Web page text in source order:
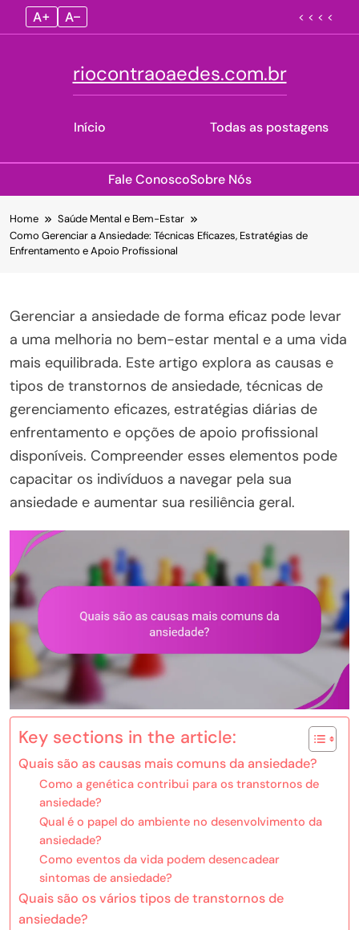
A+ A– < < < <
Início
riocontraoaedes.com.br
Todas as postagens
Fale ConoscoSobre Nós
to
content
Home
Saúde Mental e Bem-Estar
Como Gerenciar a Ansiedade: Técnicas Eficazes, Estratégias de
Enfrentamento e Apoio Profissional
Gerenciar a ansiedade de forma eficaz pode levar
a uma melhoria no bem-estar mental e a uma vida
mais equilibrada. Este artigo explora as causas e
tipos de transtornos de ansiedade, técnicas de
gerenciamento eficazes, estratégias diárias de
enfrentamento e opções de apoio profissional
disponíveis. Compreender esses elementos pode
capacitar os indivíduos a navegar pela sua
ansiedade e aumentar sua resiliência geral.
Key sections in the article:
Quais são as causas mais comuns da ansiedade?
Como a genética contribui para os transtornos de
ansiedade?
Qual é o papel do ambiente no desenvolvimento da
ansiedade?
Como eventos da vida podem desencadear
sintomas de ansiedade?
Quais são os vários tipos de transtornos de
ansiedade?